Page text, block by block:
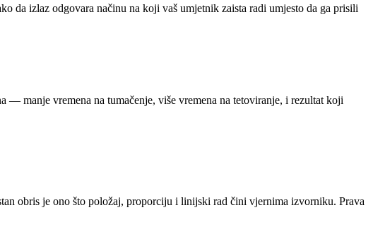
da izlaz odgovara načinu na koji vaš umjetnik zaista radi umjesto da ga prisili
— manje vremena na tumačenje, više vremena na tetoviranje, i rezultat koji
obris je ono što položaj, proporciju i linijski rad čini vjernima izvorniku. Prava